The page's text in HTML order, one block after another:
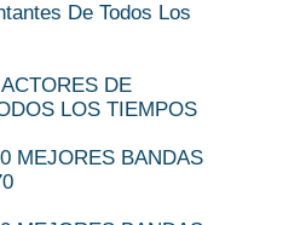
De Todos Los
DE
LOS TIEMPOS
MEJORES BANDAS